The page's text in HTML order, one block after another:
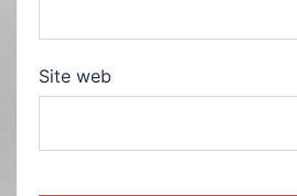
Site web